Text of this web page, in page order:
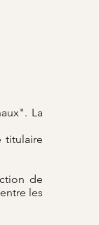
La
titulaire
de
les